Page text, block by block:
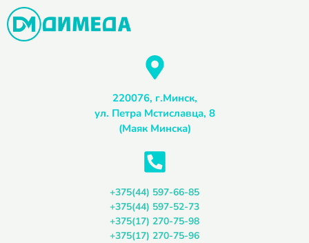
Перейти
содержимому
220076, г.Минск,
ул. Петра Мстиславца, 8
(Маяк Минска)
+375(44) 597-66-85
+375(44) 597-52-73
+375(17) 270-75-98
+375(17) 270-75-96